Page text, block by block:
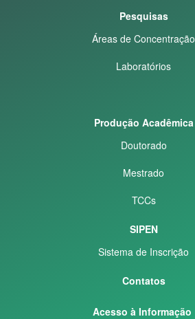
Pesquisas
Áreas de Concentração
Laboratórios
Produção Acadêmica
Doutorado
Mestrado
TCCs
SIPEN
Sistema de Inscrição
Contatos
Acesso à Informação